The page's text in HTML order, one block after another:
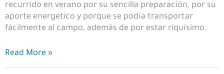
recurrido en verano por su sencilla preparación, por su
aporte energético y porque se podía transportar
fácilmente al campo, además de por estar riquísimo.
Ensalada
de
Read More »